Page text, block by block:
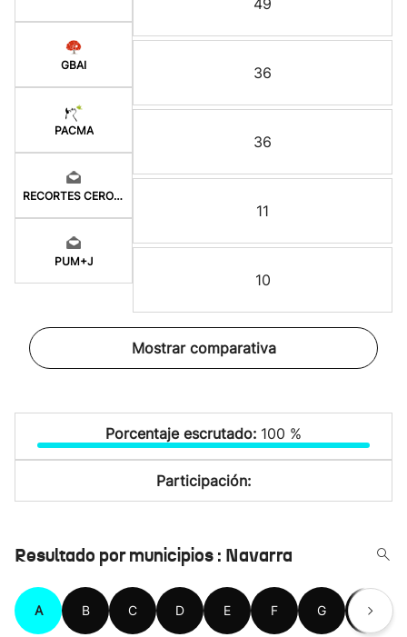
GBAI
PACMA
RECORTES CERO-GV
PUM+J
49
36
36
11
10
Mostrar comparativa
Porcentaje escrutado: 100 %
Participación:
Resultado por municipios : Navarra
A B C D E F G H